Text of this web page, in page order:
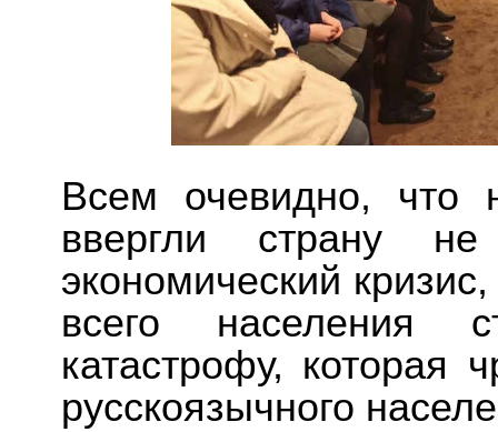
Всем очевидно, что
ввергли страну
экономический
всего населения
катастрофу, которая
русскоязычного